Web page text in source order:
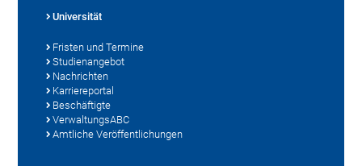
Universität
Fristen und Termine
Studienangebot
Nachrichten
Karriereportal
Beschäftigte
VerwaltungsABC
Amtliche Veröffentlichungen